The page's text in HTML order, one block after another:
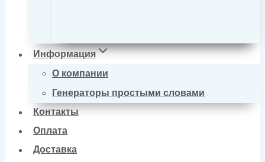
Информация
О компании
Генераторы простыми словами
Контакты
Оплата
Доставка